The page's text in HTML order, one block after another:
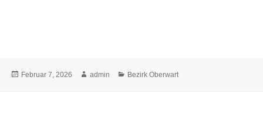
Februar 7, 2026 admin Bezirk Oberwart